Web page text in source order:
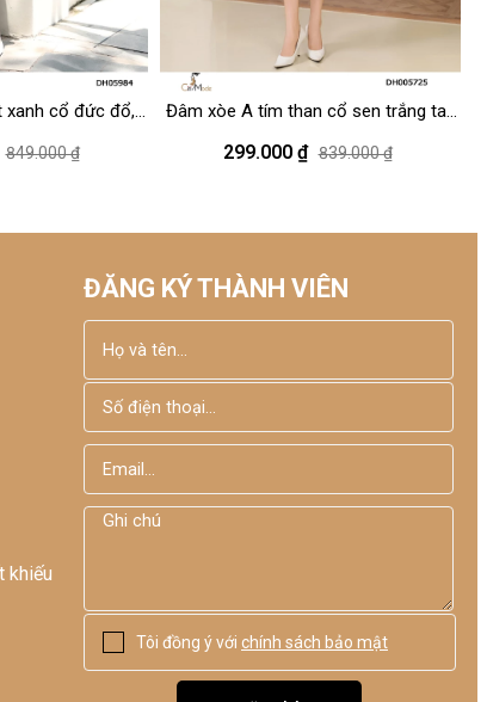
cổ đức đổ,
849.000 ₫
Đâm xòe A tím than cổ sen trắng tay
299.000 ₫ 839.000 ₫
khiếu
ĐĂNG KÝ THÀNH VIÊN
Tôi đồng ý với chính sách bảo mật